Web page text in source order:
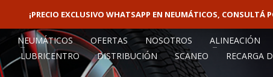
LINEAS ROTATIVAS:4797-9156
NEUMÁTICOS OFERTAS NOSOTROS ALINEACIÓN
LUBRICENTRO
DISTRIBUCIÓN SCANEO RECARGA
¡PRECIO EXCLUSIVO WHATSAPP EN NEUMÁTICOS, CONSULTÁ